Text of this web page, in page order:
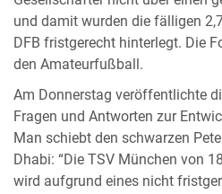
und damit wurden die fälligen
DFB fristgerecht hinterlegt. Die
den Amateurfußball.
Am Donnerstag veröffentlichte
Fragen und Antworten zur
Man schiebt den schwarzen
Dhabi: “Die TSV München von
wird aufgrund eines nicht